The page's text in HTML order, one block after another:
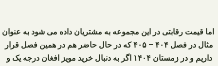
اما قیمت رقابتی در این مجموعه به مشتریان داده می‌ شود به عنوان
مثال در فصل ۴۰۴ – ۴۰۵ که در حال حاضر هم در همین فصل قرار
داریم و در زمستان ۱۴۰۴ اگر به دنبال خرید مویز افغان درجه یک و